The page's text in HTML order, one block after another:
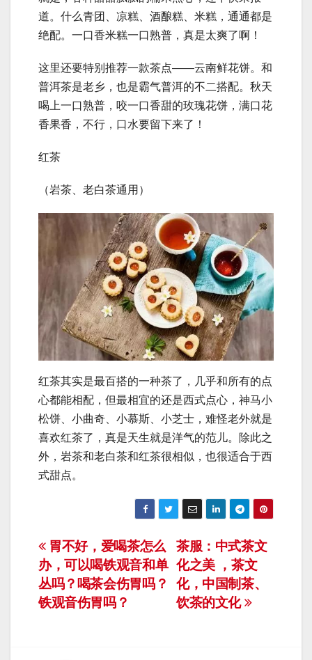
道。什么青团、凉糕、酒酿糕、米糕，通通都是
绝配。一口香米糕一口熟普，真是太爽了啊！
这里还要特别推荐一款茶点——云南鲜花饼。和
普洱茶是老乡，也是霸气普洱的不二搭配。秋天
喝上一口熟普，咬一口香甜的玫瑰花饼，满口花
香果香，不行，口水要留下来了！
红茶
（岩茶、老白茶通用）
红茶其实是最百搭的一种茶了，几乎和所有的点
心都能相配，但最相宜的还是西式点心，神马小
松饼、小曲奇、小慕斯、小芝士，难怪老外就是
喜欢红茶了，真是天生就是洋气的范儿。除此之
外，岩茶和老白茶和红茶很相似，也很适合于西
式甜点。
文
章
导
茶服：中式茶文
化之美 ，茶文
化，中国制茶、
饮茶的文化
胃不好，爱喝茶怎么
办，可以喝铁观音和单
丛吗？喝茶会伤胃吗？
铁观音伤胃吗？